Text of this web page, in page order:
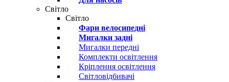
Світло
Світло
Фари велосипедні
Мигалки задні
Мигалки передні
Комплекти освітлення
Кріплення освітлення
Світловідбивачі